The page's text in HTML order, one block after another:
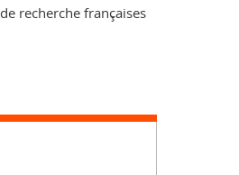
recherche françaises